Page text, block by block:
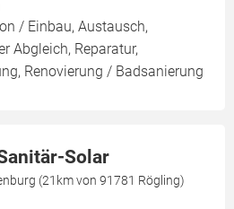
/ Einbau, Austausch,
Abgleich, Reparatur,
Renovierung / Badsanierung
Solar
(21km von 91781 Rögling)